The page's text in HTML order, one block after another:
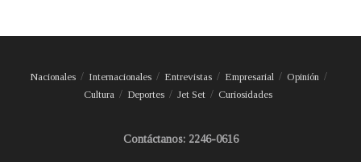
Nacionales Internacionales Entrevistas Empresarial
Opinión
Cultura
Deportes Jet Set Curiosidades
Contáctanos: 2246-0616